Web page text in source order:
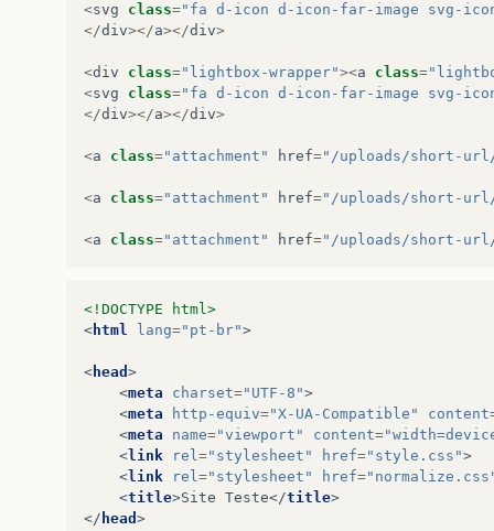
<svg class="fa d-icon d-icon-far-image svg-
</div></a></div>
<div class="lightbox-wrapper"><a class=
<svg class="fa d-icon d-icon-far-image svg-
</div></a></div>
<a class="attachment" href="/uploads/short-url/
<a class="attachment" href="/uploads/short-url/
<a class="attachment" href="/uploads/short-url/
<!DOCTYPE html>
< html lang="pt-br">
< head >
<meta charset="UTF-8">
<meta http-equiv="X-UA-Compatible" content
<meta name="viewport" content=
<link rel="stylesheet" href="style.css">
<link rel="stylesheet" href=
<title>Site Teste</title>
</ head >